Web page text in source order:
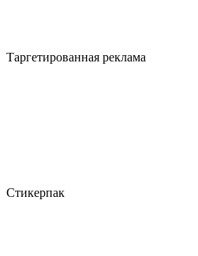
Таргетированная реклама
Стикерпак